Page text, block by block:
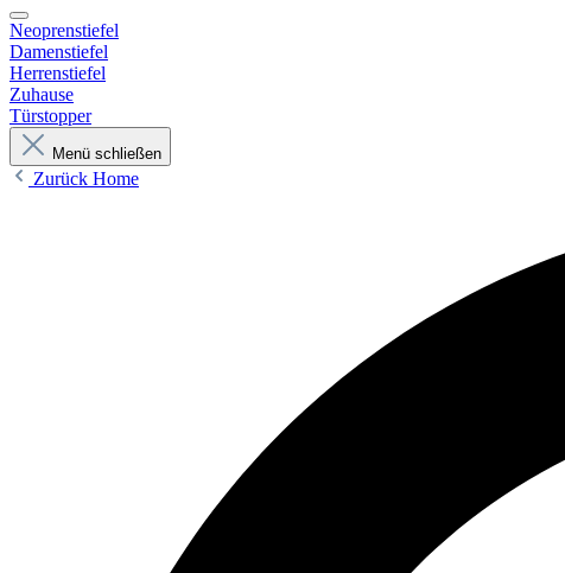
Neoprenstiefel
Damenstiefel
Herrenstiefel
Zuhause
Türstopper
Menü schließen
Zurück Home